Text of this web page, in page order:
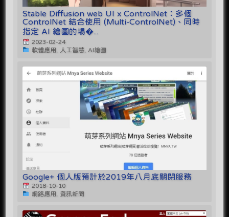
Stable Diffusion web UI x ControlNet：多個
ControlNet 結合使用 (Multi-ControlNet)、同時
指定 AI 繪圖的場�...
2023-02-24
軟體應用, 人工智慧, AI繪圖
Google+ 個人版預計於2019年八月底關閉服務
2018-10-10
網路應用, 資訊新聞